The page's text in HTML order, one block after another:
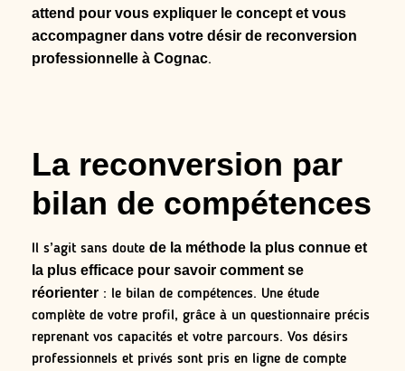
attend pour vous expliquer le concept et vous
accompagner dans votre désir de reconversion
professionnelle à Cognac.
La reconversion par
bilan de compétences
Il s’agit sans doute de la méthode la plus connue et
la plus efficace pour savoir comment se
réorienter : le bilan de compétences. Une étude
complète de votre profil, grâce à un questionnaire précis
reprenant vos capacités et votre parcours. Vos désirs
professionnels et privés sont pris en ligne de compte